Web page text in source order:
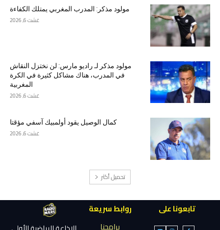
مولود مذكر: المدرب المغربي يمتلك الكفاءة
غشت 6, 2026
مولود مذكر لـ راديو مارس: لن نختزل النقاش
في المدرب، هناك مشاكل كثيرة في الكرة
المغربية
غشت 6, 2026
كمال الوصيل يقود أولمبيك آسفي مؤقتا
غشت 6, 2026
تحميل أكثر
تابعونا على
روابط سريعة
برامجنا